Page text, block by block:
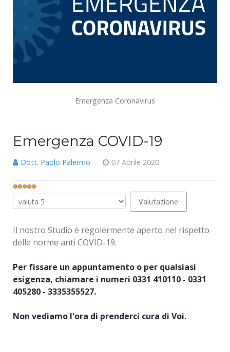
Emergenza Coronavirus
Emergenza COVID-19
Dott. Paolo Palermo 07 Aprile 2020
Valutazione
attuale:5/5
Valuta
Il nostro Studio è regolermente aperto nel rispetto
delle norme anti COVID-19.
Per fissare un appuntamento o per qualsiasi
esigenza, chiamare i numeri 0331 410110 - 0331
405280 - 3335355527.
Non vediamo l'ora di prenderci cura di Voi.